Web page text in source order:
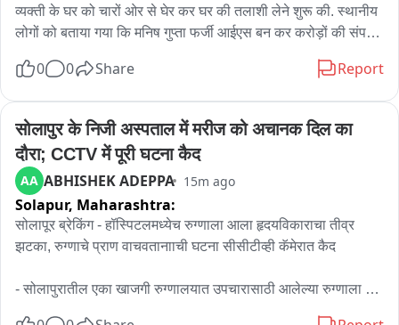
व्यक्ती के घर को चारों ओर से घेर कर घर की तलाशी लेने शुरू की. स्थानीय
लोगों को बताया गया कि मनिष गुप्ता फर्जी आईएस बन कर करोड़ों की संपत्ति
आधार पर ये रेड की गई है. इसबीच पुलिस ने मनिष को हिरासत में लेते हुए
उसके घर पर लगी दो महंगी गाड़ियां जिसके ऊपर Government of India
का बोर्ड लगा है उसे भी जप्त कर लिया है साथ ही घर से कई महत्वपूर्ण
कागजात भी जप्त किए गए हैं. अब पुलिस की ओर से जब आधिकारिक रूप से
जानकारी दी जाएगी तब ही स्पष्ट होगा कि पुलिस ने किस आधार पर कार्रवाई
की और छापेमारी में क्या सब बरामद हुआ.
0 0 Share Report
सोलापुर के निजी अस्पताल में मरीज को अचानक दिल का
दौरा; CCTV में पूरी घटना कैद
AA ABHISHEK ADEPPA 15m ago
Solapur, Maharashtra:
सोलापूर ब्रेकिंग - हॉस्पिटलमध्येच रुग्णाला आला हृदयविकाराचा तीव्र
झटका, रुग्णाचे प्राण वाचवतानााची घटना सीसीटीव्ही कॅमेरात कैद
- सोलापुरातील एका खाजगी रुग्णालयात उपचारासाठी आलेल्या रुग्णाला